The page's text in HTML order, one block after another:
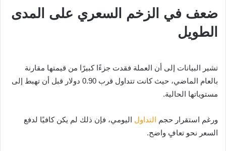
ضعف في الزخم السعري على المدى
الطويل
تشير البيانات إلى أن العملة فقدت جزءًا كبيرًا من قيمتها مقارنة
بالعام الماضي، حيث كانت تتداول قرب 0.90 دولار قبل أن تهبط إلى
مستوياتها الحالية.
ورغم استقرار حجم التداول اليومي، فإن ذلك لم يكن كافيًا لدفع
السعر نحو تعافٍ واضح.